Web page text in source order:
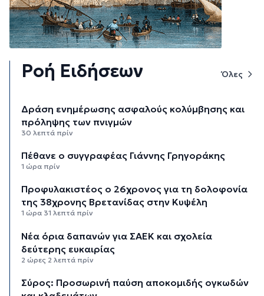
Ροή Ειδήσεων Όλες
Δράση ενημέρωσης ασφαλούς κολύμβησης και
πρόληψης των πνιγμών
30 λεπτά πρίν
Πέθανε ο συγγραφέας Γιάννης Γρηγοράκης
1 ώρα πρίν
Προφυλακιστέος ο 26χρονος για τη δολοφονία
της 38χρονης Βρετανίδας στην Κυψέλη
1 ώρα 31 λεπτά πρίν
Νέα όρια δαπανών για ΣΑΕΚ και σχολεία
δεύτερης ευκαιρίας
2 ώρες 2 λεπτά πρίν
Σύρος: Προσωρινή παύση αποκομιδής ογκωδών